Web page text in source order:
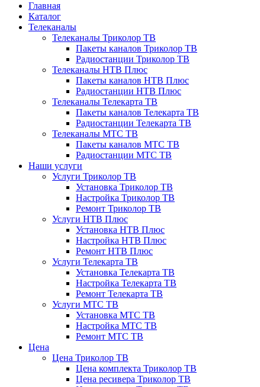
Главная
Каталог
Телеканалы
Телеканалы Триколор ТВ
Пакеты каналов Триколор ТВ
Радиостанции Триколор ТВ
Телеканалы НТВ Плюс
Пакеты каналов НТВ Плюс
Радиостанции НТВ Плюс
Телеканалы Телекарта ТВ
Пакеты каналов Телекарта ТВ
Радиостанции Телекарта ТВ
Телеканалы МТС ТВ
Пакеты каналов МТС ТВ
Радиостанции МТС ТВ
Наши услуги
Услуги Триколор ТВ
Установка Триколор ТВ
Настройка Триколор ТВ
Ремонт Триколор ТВ
Услуги НТВ Плюс
Установка НТВ Плюс
Настройка НТВ Плюс
Ремонт НТВ Плюс
Услуги Телекарта ТВ
Установка Телекарта ТВ
Настройка Телекарта ТВ
Ремонт Телекарта ТВ
Услуги МТС ТВ
Установка МТС ТВ
Настройка МТС ТВ
Ремонт МТС ТВ
Цена
Цена Триколор ТВ
Цена комплекта Триколор ТВ
Цена ресивера Триколор ТВ